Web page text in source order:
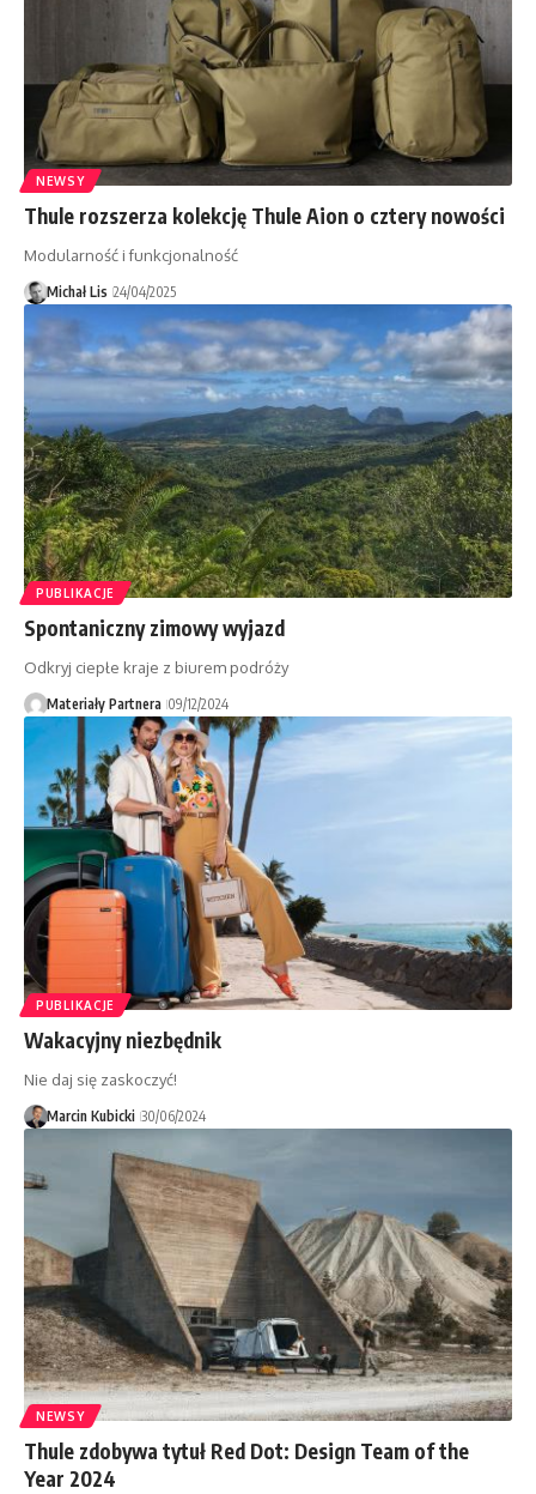
NEWSY
Thule rozszerza kolekcję Thule Aion o cztery nowości
Modularność i funkcjonalność
Michał Lis 24/04/2025
PUBLIKACJE
Spontaniczny zimowy wyjazd
Odkryj ciepłe kraje z biurem podróży
Materiały Partnera 09/12/2024
PUBLIKACJE
Wakacyjny niezbędnik
Nie daj się zaskoczyć!
Marcin Kubicki 30/06/2024
NEWSY
Thule zdobywa tytuł Red Dot: Design Team of the
Year 2024